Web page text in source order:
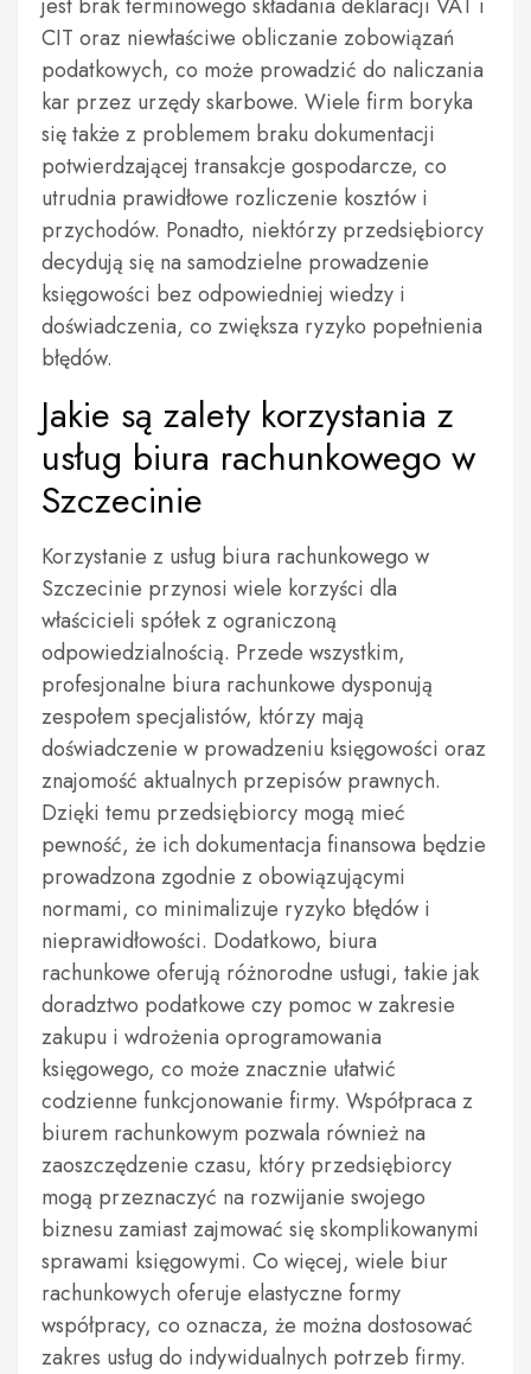
CIT oraz niewłaściwe obliczanie zobowiązań
podatkowych, co może prowadzić do naliczania
kar przez urzędy skarbowe. Wiele firm boryka
się także z problemem braku dokumentacji
potwierdzającej transakcje gospodarcze, co
utrudnia prawidłowe rozliczenie kosztów i
przychodów. Ponadto, niektórzy przedsiębiorcy
decydują się na samodzielne prowadzenie
księgowości bez odpowiedniej wiedzy i
doświadczenia, co zwiększa ryzyko popełnienia
błędów.
Jakie są zalety korzystania z
usług biura rachunkowego w
Szczecinie
Korzystanie z usług biura rachunkowego w
Szczecinie przynosi wiele korzyści dla
właścicieli spółek z ograniczoną
odpowiedzialnością. Przede wszystkim,
profesjonalne biura rachunkowe dysponują
zespołem specjalistów, którzy mają
doświadczenie w prowadzeniu księgowości oraz
znajomość aktualnych przepisów prawnych.
Dzięki temu przedsiębiorcy mogą mieć
pewność, że ich dokumentacja finansowa będzie
prowadzona zgodnie z obowiązującymi
normami, co minimalizuje ryzyko błędów i
nieprawidłowości. Dodatkowo, biura
rachunkowe oferują różnorodne usługi, takie jak
doradztwo podatkowe czy pomoc w zakresie
zakupu i wdrożenia oprogramowania
księgowego, co może znacznie ułatwić
codzienne funkcjonowanie firmy. Współpraca z
biurem rachunkowym pozwala również na
zaoszczędzenie czasu, który przedsiębiorcy
mogą przeznaczyć na rozwijanie swojego
biznesu zamiast zajmować się skomplikowanymi
sprawami księgowymi. Co więcej, wiele biur
rachunkowych oferuje elastyczne formy
współpracy, co oznacza, że można dostosować
zakres usług do indywidualnych potrzeb firmy.